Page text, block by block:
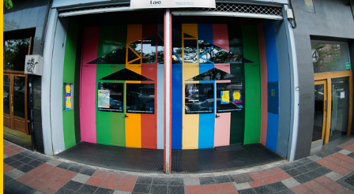
LOS MOLINOS